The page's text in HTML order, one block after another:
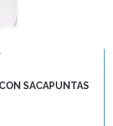
SACAPUNTAS